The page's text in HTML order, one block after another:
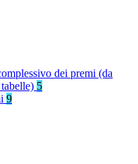
dei premi (da
5
9